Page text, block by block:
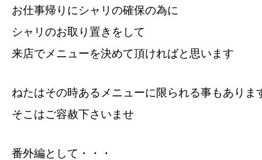
お仕事帰りにシャリの確保の為に
シャリのお取り置きをして
来店でメニューを決めて頂ければと思います
ねたはその時あるメニューに限られる事もありま
そこはご容赦下さいませ
番外編として・・・